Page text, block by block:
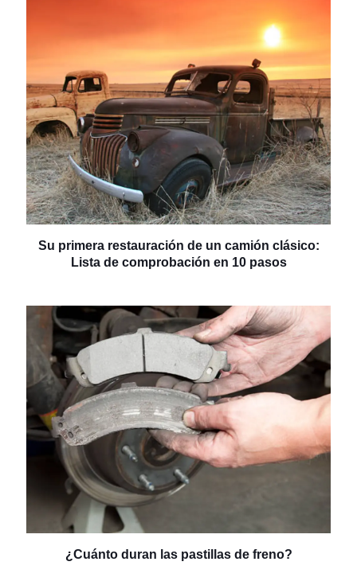
Su primera restauración de un camión clásico:
Lista de comprobación en 10 pasos
¿Cuánto duran las pastillas de freno?